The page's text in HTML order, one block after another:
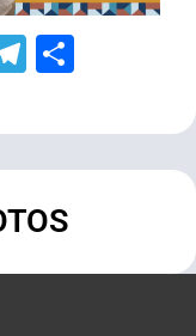
Telegram